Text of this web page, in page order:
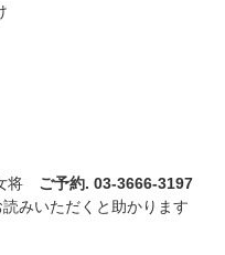
将 ご予約. 03-3666-3197
読みいただくと助かります